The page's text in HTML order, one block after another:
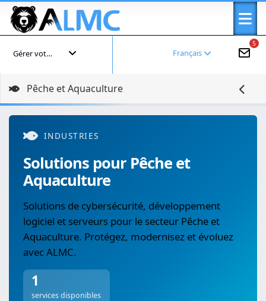
5
Français
Gérer votre compte
Pêche et Aquaculture
INDUSTRIES
Solutions pour Pêche et
Aquaculture
Solutions de cybersécurité, développement
logiciel et serveurs pour le secteur Pêche et
Aquaculture. Protégez, modernisez et évoluez
avec ALMC.
1
services disponibles